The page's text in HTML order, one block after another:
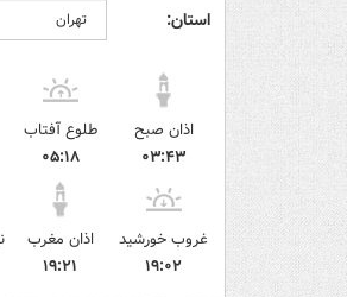
استان:
اذان صبح
۰۳:۴۳
طلوع آفتاب
۰۵:۱۸
غروب خورشید
۱۹:۰۲
اذان مغرب
۱۹:۲۱